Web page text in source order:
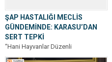
ŞAP HASTALIĞI MECLİS
GÜNDEMİNDE: KARASU’DAN
SERT TEPKİ
“Hani Hayvanlar Düzenli
Aşılanıyordu?” Sivas’ta etkisini